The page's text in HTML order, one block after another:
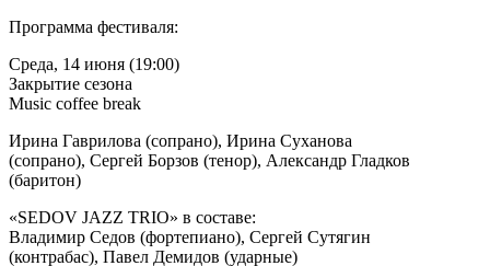
Программа фестиваля:
Среда, 14 июня (19:00)
Закрытие сезона
Music coffee break
Ирина Гаврилова (сопрано), Ирина Суханова
(сопрано), Сергей Борзов (тенор), Александр Гладков
(баритон)
«SEDOV JAZZ TRIO» в составе:
Владимир Седов (фортепиано), Сергей Сутягин
(контрабас), Павел Демидов (ударные)